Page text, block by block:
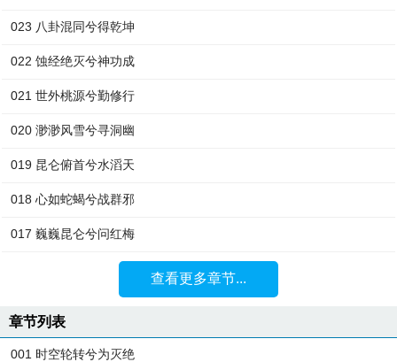
023 八卦混同兮得乾坤
022 蚀经绝灭兮神功成
021 世外桃源兮勤修行
020 渺渺风雪兮寻洞幽
019 昆仑俯首兮水滔天
018 心如蛇蝎兮战群邪
017 巍巍昆仑兮问红梅
查看更多章节...
章节列表
001 时空轮转兮为灭绝